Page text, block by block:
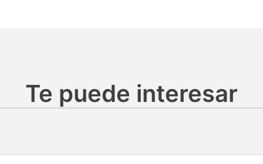
Te puede interesar